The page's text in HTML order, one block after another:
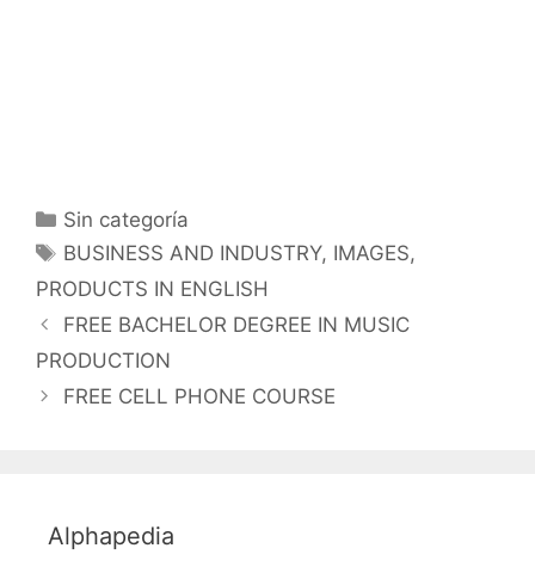
Categorías
Sin categoría
Etiquetas
BUSINESS AND INDUSTRY, IMAGES,
PRODUCTS IN ENGLISH
FREE BACHELOR DEGREE IN MUSIC
PRODUCTION
FREE CELL PHONE COURSE
Alphapedia